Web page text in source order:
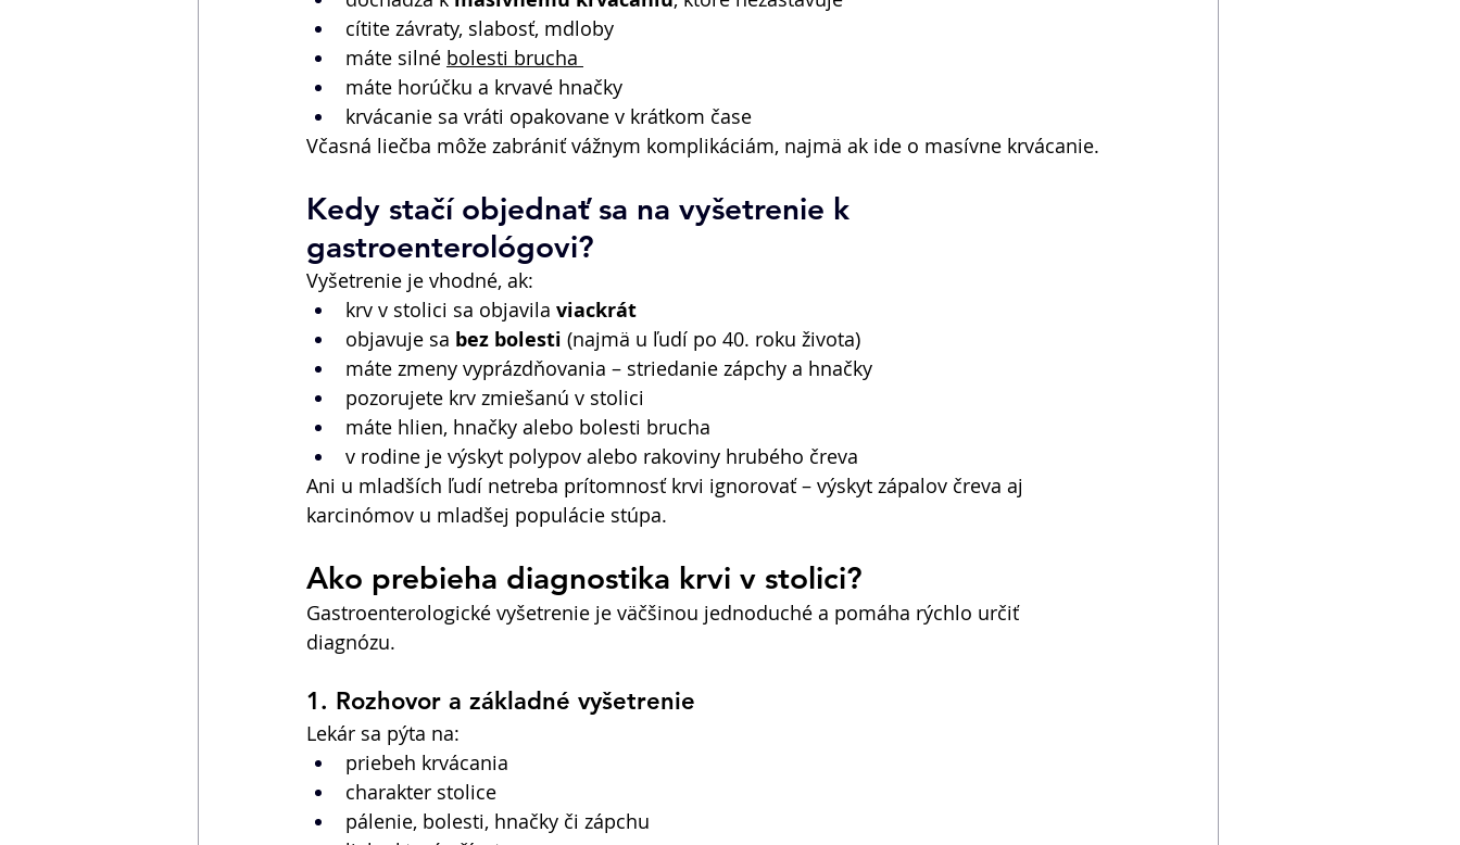
cítite závraty, slabosť, mdloby
máte silné bolesti brucha
máte horúčku a krvavé hnačky
krvácanie sa vráti opakovane v krátkom čase
Včasná liečba môže zabrániť vážnym komplikáciám, najmä ak ide o masívne krvácanie.
Kedy stačí objednať sa na vyšetrenie k
gastroenterológovi?
Vyšetrenie je vhodné, ak:
krv v stolici sa objavila viackrát
objavuje sa bez bolesti (najmä u ľudí po 40. roku života)
máte zmeny vyprázdňovania – striedanie zápchy a hnačky
pozorujete krv zmiešanú v stolici
máte hlien, hnačky alebo bolesti brucha
v rodine je výskyt polypov alebo rakoviny hrubého čreva
Ani u mladších ľudí netreba prítomnosť krvi ignorovať – výskyt zápalov čreva aj
karcinómov u mladšej populácie stúpa.
Ako prebieha diagnostika krvi v stolici?
Gastroenterologické vyšetrenie je väčšinou jednoduché a pomáha rýchlo určiť
diagnózu.
1. Rozhovor a základné vyšetrenie
Lekár sa pýta na:
priebeh krvácania
charakter stolice
pálenie, bolesti, hnačky či zápchu